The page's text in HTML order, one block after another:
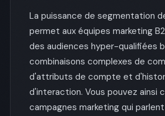
La puissance de segmentation
permet aux équipes marketing
des audiences hyper-qualifiées
combinaisons complexes de
d'attributs de compte et
d'interaction. Vous pouvez ainsi
campagnes marketing qui